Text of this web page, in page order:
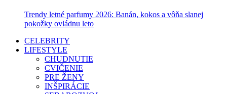
Trendy letné parfumy 2026: Banán, kokos a vôňa slanej
pokožky ovládnu leto
CELEBRITY
LIFESTYLE
CHUDNUTIE
CVIČENIE
PRE ŽENY
INŠPIRÁCIE